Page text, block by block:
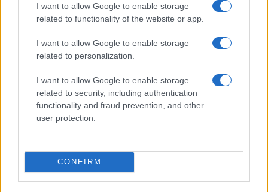
I want to allow Google to enable storage
related to functionality of the website or app.
I want to allow Google to enable storage
related to personalization.
I want to allow Google to enable storage
related to security, including authentication
functionality and fraud prevention, and other
user protection.
CONFIRM